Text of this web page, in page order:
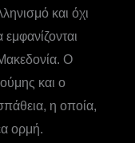
και όχι
Ο
και ο
η οποία,
ορμή.